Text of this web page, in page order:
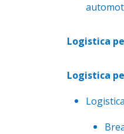
Logistica
Logistica